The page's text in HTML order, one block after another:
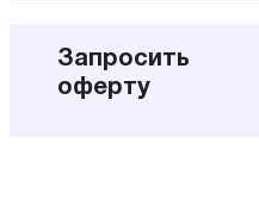
Запросить
оферту